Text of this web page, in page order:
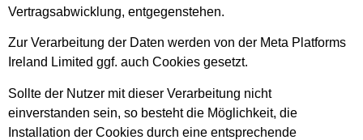
Vertragsabwicklung, entgegenstehen.
Zur Verarbeitung der Daten werden von der Meta Platforms
Ireland Limited ggf. auch Cookies gesetzt.
Sollte der Nutzer mit dieser Verarbeitung nicht
einverstanden sein, so besteht die Möglichkeit, die
Installation der Cookies durch eine entsprechende